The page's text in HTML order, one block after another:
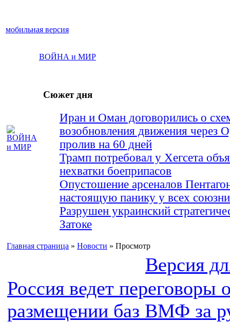
мобильная версия
ВОЙНА и МИР
Сюжет дня
Иран и Оман договорились о
возобновления движения через
пролив на 60 дней
Трамп потребовал у Хегсета
нехватки боеприпасов
Опустошение арсеналов
настоящую панику у всех
Разрушен украинский
Затоке
Главная страница » Новости » Просмотр
Версия
Россия ведет переговоры
размещении баз ВМФ за